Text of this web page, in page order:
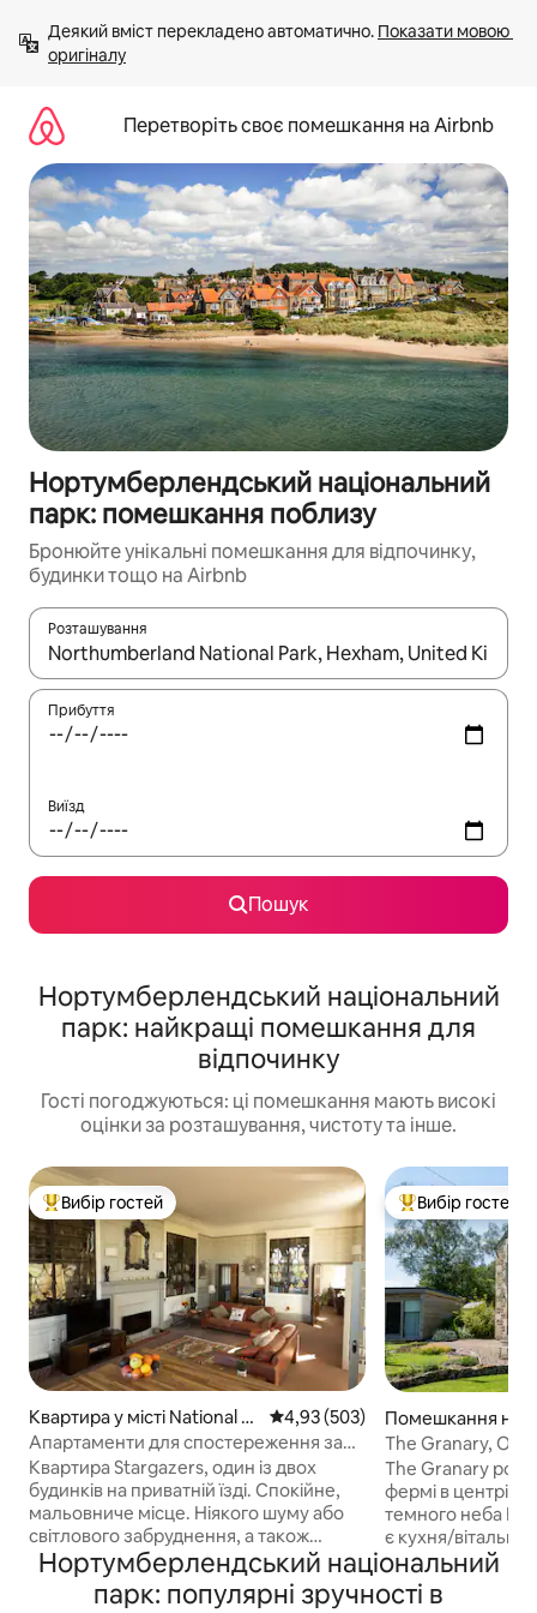
вмісту
Деякий вміст перекладено автоматично. Показати мовою
оригіналу
Перетворіть своє помешкання на Airbnb
Нортумберлендський національний
парк: помешкання поблизу
Бронюйте унікальні помешкання для відпочинку,
будинки тощо на Airbnb
Розташування
Отримавши результати пошуку, використовуйте для
Прибуття
Виїзд
Пошук
Нортумберлендський національний
парк: найкращі помешкання для
відпочинку
Гості погоджуються: ці помешкання мають високі
оцінки за розташування, чистоту та інше.
Топ вибір гостей
Вибір гостей
Квартира у місті National P
ark
Середня оцінка: 4,93 з 5,
4,93 (503)
Апартаменти для спостереження за
зірками в Національному парку
Нортумберленд
Квартира Stargazers, один із двох
будинків на приватній їзді. Спокійне,
мальовниче місце. Ніякого шуму або
світлового забруднення, а також
найтемніше небо в Європі.
Насолоджуйтеся всім верхнім
поверхом із вітальнею/кухнею
Топ вибір гостей
Вибір гостей
Помешкання на
Otterburn
The Granary, Old
Оттерберн
The Granary
фермі в центрі
темного неба
є кухня/вітальня,
неймовірний вид. Цей
будиночок має
зарядного
Нортумберлендський національний
парк: популярні зручності в